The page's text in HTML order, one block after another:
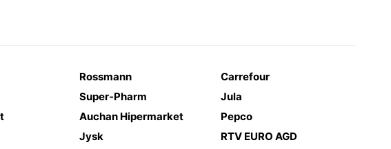
Rossmann
Carrefour
Super-Pharm
Jula
Auchan Hipermarket
Pepco
Jysk
RTV EURO AGD